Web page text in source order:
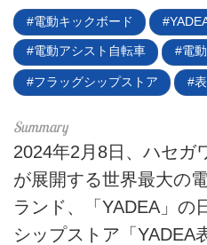
HOME
EV
電動バイク
ライフスタイル
テクノロジー
電動キックボード
電動アシスト自転車 電
フラッグシップストア
2024年2月8日、ハセガ
が展開する世界最大の
ランド、「YADEA」の
シップストア「YADEA